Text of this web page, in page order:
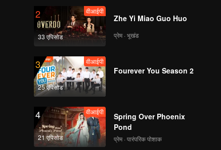
2
33 एपिसोड
वीआईपी
Zhe Yi Miao Guo Huo
प्रेम · भूखंड
3
25 एपिसोड
वीआईपी
Fourever You Season 2
4
21 एपिसोड
वीआईपी
Spring Over Phoenix
Pond
प्रेम · पारंपरिक पोशाक